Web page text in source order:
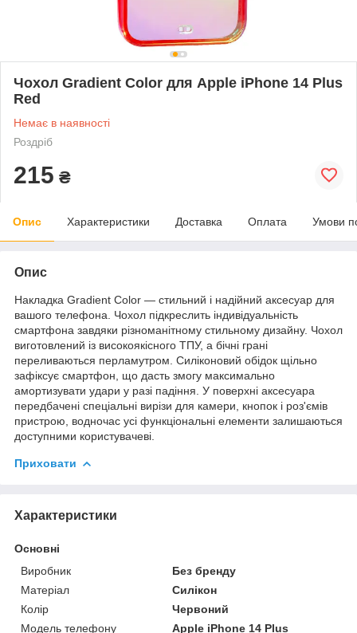
Чохол Gradient Color для Apple iPhone 14 Plus
Red
Немає в наявності
Роздріб
215 ₴
Опис Характеристики Доставка Оплата Умови
Опис
Накладка Gradient Color — стильний і надійний аксесуар для
вашого телефона. Чохол підкреслить індивідуальність
смартфона завдяки різноманітному стильному дизайну. Чохол
виготовлений із високоякісного ТПУ, а бічні грані
переливаються перламутром. Силіконовий обідок щільно
зафіксує смартфон, що дасть змогу максимально
амортизувати удари у разі падіння. У поверхні аксесуара
передбачені спеціальні вирізи для камери, кнопок і роз'ємів
пристрою, водночас усі функціональні елементи залишаються
доступними користувачеві.
Приховати
Характеристики
Основні
Виробник
Без бренду
Матеріал
Силікон
Колір
Червоний
Модель телефону
Apple iPhone 14 Plus